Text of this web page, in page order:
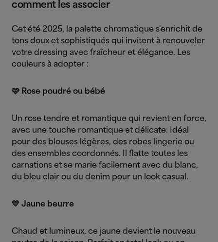
comment les associer
Cet été 2025, la palette chromatique s'enrichit de
tons doux et sophistiqués qui invitent à renouveler
votre dressing avec fraîcheur et élégance. Les
couleurs à adopter :
🩷 Rose poudré ou bébé
Un rose tendre et romantique qui revient en force,
avec une touche romantique et délicate. Idéal
pour des blouses légères, des robes lingerie ou
des ensembles coordonnés. Il flatte toutes les
carnations et se marie facilement avec du blanc,
du bleu clair ou du denim pour un look casual.
💛 Jaune beurre
Chaud et lumineux, ce jaune devient le nouveau